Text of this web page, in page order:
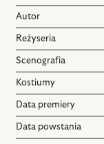
Autor
Reżyseria
Scenografia
Kostiumy
Data premiery
Data powstania